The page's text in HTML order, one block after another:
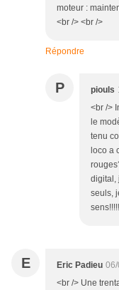
moteur :
<br /> <br />
Répondre
P piouls
<br />
le
tenu
loco a
digital,
seuls,
E Eric Padieu
<br /> Une